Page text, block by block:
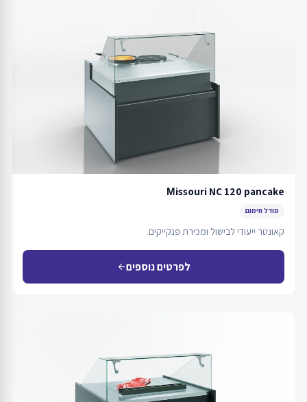
Мissouri NC 120 pancake
מודל חימום
קאונטר ייעודי לבישול ומכירת פנקייקים.
לפרטים נוספיםarrow_back